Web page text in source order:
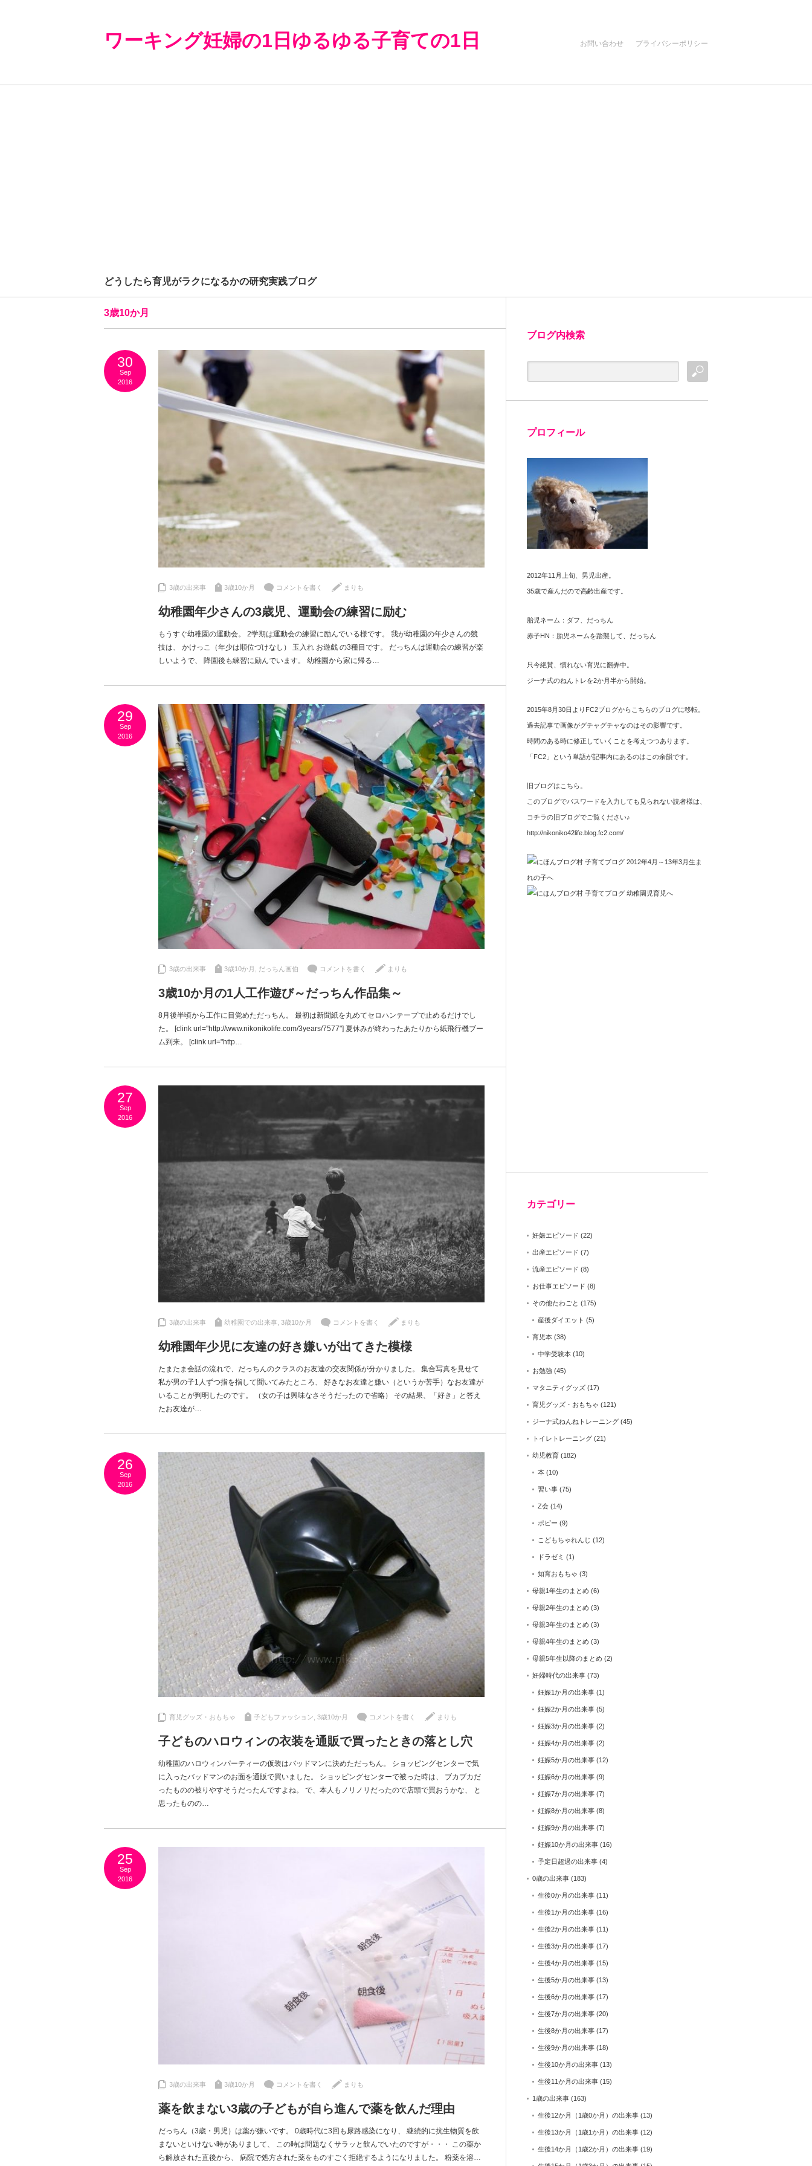
ワーキング妊婦の1日ゆるゆる子育ての1日 お問い合わせ プライバシーポリシー
どうしたら育児がラクになるかの研究実践ブログ
3歳10か月
30
Sep
2016
3歳の出来事 3歳10か月 コメントを書く まりも
幼稚園年少さんの3歳児、運動会の練習に励む
もうすぐ幼稚園の運動会。 2学期は運動会の練習に励んでいる様です。 我が幼稚園の年少さんの競
技は、 かけっこ（年少は順位づけなし） 玉入れ お遊戯 の3種目です。 だっちんは運動会の練習が楽
しいようで、 降園後も練習に励んでいます。 幼稚園から家に帰る…
29
Sep
2016
3歳の出来事 3歳10か月 だっちん画伯 コメントを書く まりも
3歳10か月の1人工作遊び～だっちん作品集～
8月後半頃から工作に目覚めただっちん。 最初は新聞紙を丸めてセロハンテープで止めるだけでし
た。 [clink url="http://www.nikonikolife.com/3years/7577"] 夏休みが終わったあたりから紙飛行機ブー
ム到来。 [clink url="http…
27
Sep
2016
3歳の出来事 幼稚園での出来事 3歳10か月 コメントを書く まりも
幼稚園年少児に友達の好き嫌いが出てきた模様
たまたま会話の流れで、だっちんのクラスのお友達の交友関係が分かりました。 集合写真を見せて
私が男の子1人ずつ指を指して聞いてみたところ、 好きなお友達と嫌い（というか苦手）なお友達が
いることが判明したのです。 （女の子は興味なさそうだったので省略） その結果、「好き」と答え
たお友達が…
26
Sep
2016
育児グッズ・おもちゃ 子どもファッション 3歳10か月 コメントを書く まりも
子どものハロウィンの衣装を通販で買ったときの落とし穴
幼稚園のハロウィンパーティーの仮装はバッドマンに決めただっちん。 ショッピングセンターで気
に入ったバッドマンのお面を通販で買いました。 ショッピングセンターで被った時は、 ブカブカだ
ったものの被りやすそうだったんですよね。 で、本人もノリノリだったので店頭で買おうかな、 と
思ったものの…
25
Sep
2016
3歳の出来事 3歳10か月 コメントを書く まりも
薬を飲まない3歳の子どもが自ら進んで薬を飲んだ理由
だっちん（3歳・男児）は薬が嫌いです。 0歳時代に3回も尿路感染になり、 継続的に抗生物質を飲
まないといけない時がありまして、 この時は問題なくサラッと飲んでいたのですが・・・ この薬か
ら解放された直後から、 病院で処方された薬をものすごく拒絶するようになりました。 粉薬を溶…
ブログ内検索
プロフィール
2012年11月上旬、男児出産。
35歳で産んだので高齢出産です。
胎児ネーム：ダフ、だっちん
赤子HN：胎児ネームを踏襲して、だっちん
只今絶賛、慣れない育児に翻弄中。
ジーナ式のねんトレを2か月半から開始。
2015年8月30日よりFC2ブログからこちらのブログに移転。
過去記事で画像がグチャグチャなのはその影響です。
時間のある時に修正していくことを考えつつあります。
「FC2」という単語が記事内にあるのはこの余韻です。
旧ブログはこちら。
このブログでパスワードを入力しても見られない読者様は、
コチラの旧ブログでご覧ください♪
http://nikoniko42life.blog.fc2.com/
カテゴリー
妊娠エピソード (22)
出産エピソード (7)
流産エピソード (8)
お仕事エピソード (8)
その他たわごと (175)
産後ダイエット (5)
育児本 (38)
中学受験本 (10)
お勉強 (45)
マタニティグッズ (17)
育児グッズ・おもちゃ (121)
ジーナ式ねんねトレーニング (45)
トイレトレーニング (21)
幼児教育 (182)
本 (10)
習い事 (75)
Z会 (14)
ポピー (9)
こどもちゃれんじ (12)
ドラゼミ (1)
知育おもちゃ (3)
母親1年生のまとめ (6)
母親2年生のまとめ (3)
母親3年生のまとめ (3)
母親4年生のまとめ (3)
母親5年生以降のまとめ (2)
妊婦時代の出来事 (73)
妊娠1か月の出来事 (1)
妊娠2か月の出来事 (5)
妊娠3か月の出来事 (2)
妊娠4か月の出来事 (2)
妊娠5か月の出来事 (12)
妊娠6か月の出来事 (9)
妊娠7か月の出来事 (7)
妊娠8か月の出来事 (8)
妊娠9か月の出来事 (7)
妊娠10か月の出来事 (16)
予定日超過の出来事 (4)
0歳の出来事 (183)
生後0か月の出来事 (11)
生後1か月の出来事 (16)
生後2か月の出来事 (11)
生後3か月の出来事 (17)
生後4か月の出来事 (15)
生後5か月の出来事 (13)
生後6か月の出来事 (17)
生後7か月の出来事 (20)
生後8か月の出来事 (17)
生後9か月の出来事 (18)
生後10か月の出来事 (13)
生後11か月の出来事 (15)
1歳の出来事 (163)
生後12か月（1歳0か月）の出来事 (13)
生後13か月（1歳1か月）の出来事 (12)
生後14か月（1歳2か月）の出来事 (19)